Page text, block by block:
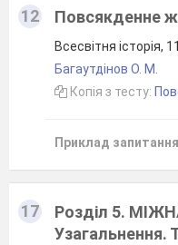
12 Повсякденне
Всесвітня історія,
Багаутдiнов О. М.
Копія з тесту:
Приклад
17
Розділ 5.
Узагальнення.